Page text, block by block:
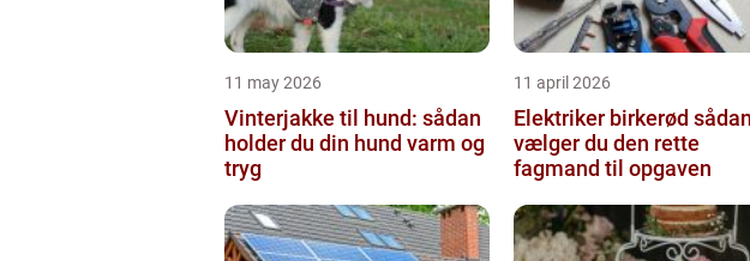
11 may 2026
Vinterjakke til hund: sådan
holder du din hund varm og
tryg
11 april 2026
Elektriker birkerød sådan
vælger du den rette
fagmand til opgaven